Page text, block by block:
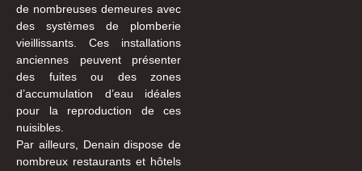
de nombreuses demeures avec
des systèmes de plomberie
vieillissants. Ces installations
anciennes peuvent présenter
des fuites ou des zones
d’accumulation d’eau idéales
pour la reproduction de ces
nuisibles.
Par ailleurs, Denain dispose de
nombreux restaurants et hôtels